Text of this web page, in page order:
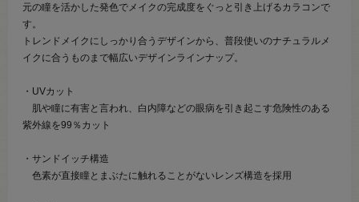
元の瞳を活かした発色でメイクの完成度をぐっと引き上げるカラコンで
す。
トレンドメイクにしっかり合うデザインから、普段使いのナチュラルメ
イクに合うものまで幅広いデザインラインナップ。
・UVカット
肌や瞳に有害と言われ、白内障などの眼病を引き起こす危険性のある
紫外線を99％カット
・サンドイッチ構造
色素が直接瞳とまぶたに触れることがないレンズ構造を採用